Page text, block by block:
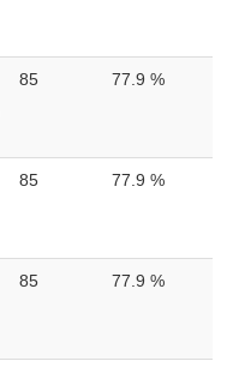
85 77.9 %
85 77.9 %
85 77.9 %